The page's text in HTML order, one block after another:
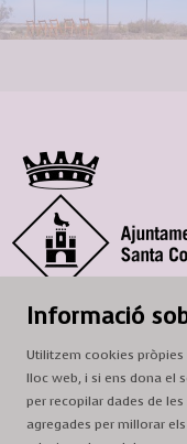
© Ajuntament de Santa
Adreça: c. del Prat, 16, 17430
A/e:cultura@scf.cat
Informació
Utilitzem cookies pròpies
lloc web, i si ens dona el
per recopilar dades de
agregades per millorar